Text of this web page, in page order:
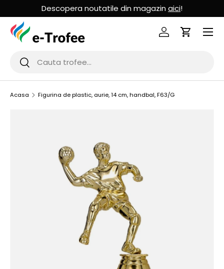
MERGI LA CONTINUT
Descopera noutatile din magazin aici!
Cauta
Cauta
Logheaza-te
Cos de
Acasa Figurina de plastic, aurie, 14 cm, handbal, F63/G